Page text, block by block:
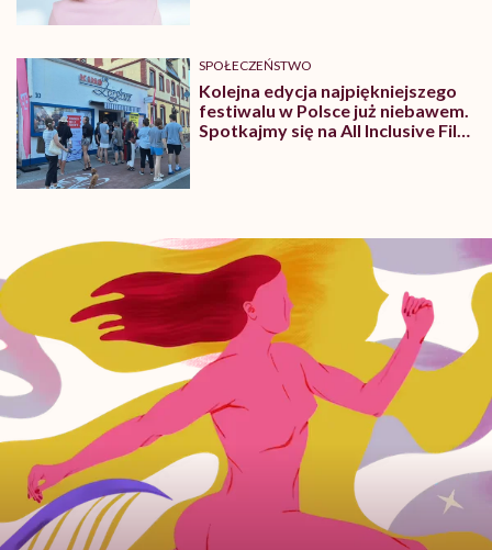
SPOŁECZEŃSTWO
Kolejna edycja najpiękniejszego
festiwalu w Polsce już niebawem.
Spotkajmy się na All Inclusive Film